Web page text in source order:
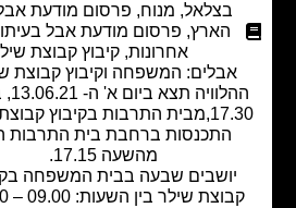
,מנוח,פרסום מודעת אבל בעיתון
הארץ,
פרסום מודעת אבל בעיתון ידיעות
אחרונות,קיבוץ קבוצת שילר
אבלים: המשפחה וקיבוץ קבוצת שילר.
ההלוויה תצא ביום א' ה- 13.06.21, בשעה
17.30,מבית התרבות בקיבוץ קבוצת שילר.
התכנסות ברחבת בית התרבות החל
מהשעה 17.15.
יושבים שבעה בבית המשפחה בקיבוץ
קבוצת שילר בין השעות: 09.00 – 13.00,